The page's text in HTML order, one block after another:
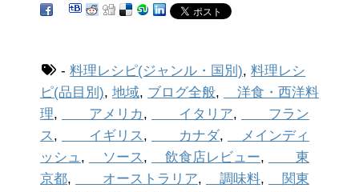
-料理レシピ(ジャンル・国別),料理レシ
ピ(品目別), 地域, ブログ全般,
洋食・西洋料
理, アメリカ, イタリア,
フラン
ス, イギリス, カナダ,
メインディ
ッシュ, ソース, 飲食店レビュー,
東
京都, オーストラリア, 調味料,
関東